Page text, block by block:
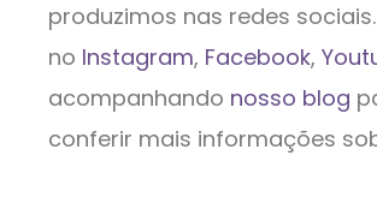
produzimos nas redes
no Instagram, Facebook,
acompanhando nosso blog
conferir mais informações